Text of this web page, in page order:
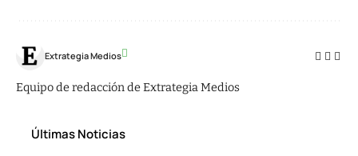
Extrategia Medios
Equipo de redacción de Extrategia Medios
Últimas Noticias